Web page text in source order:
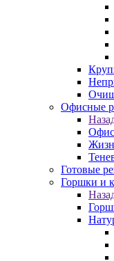
Офисные
Готовые
Горшки и